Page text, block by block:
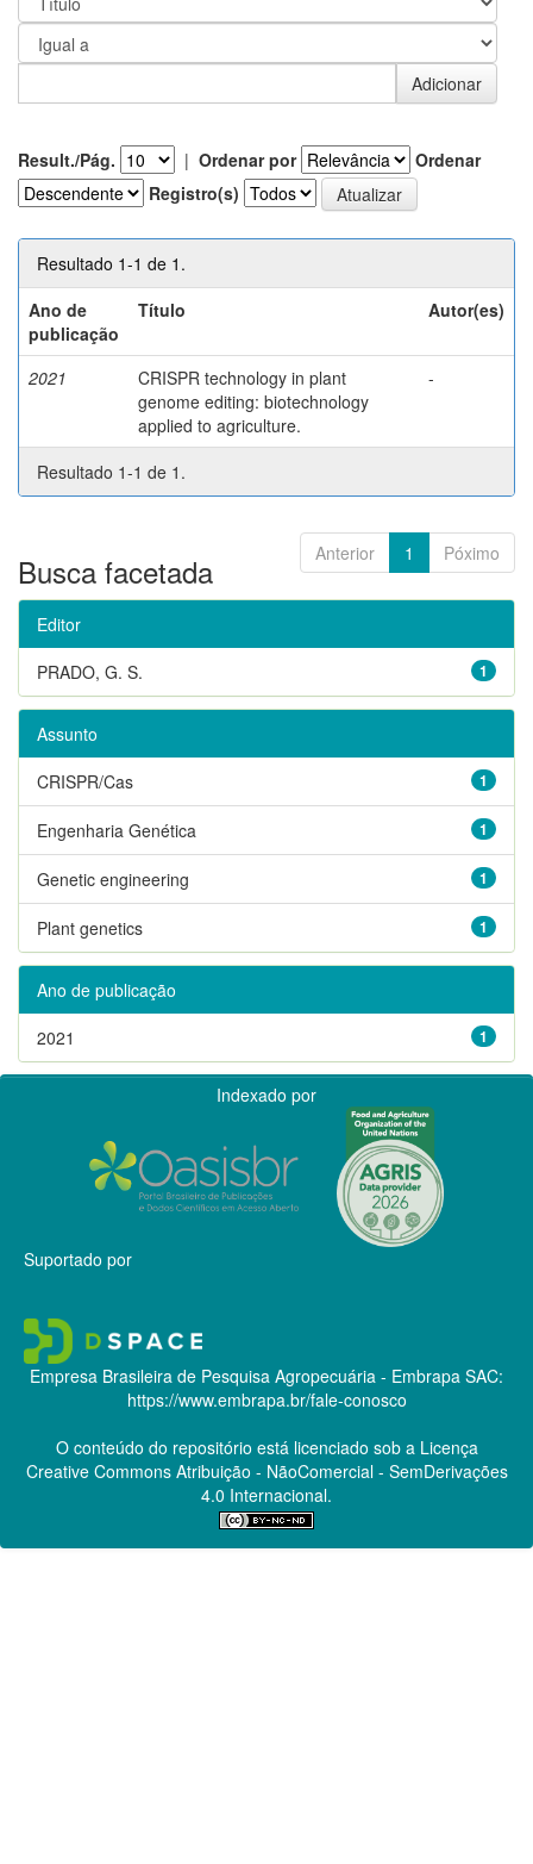
Result./Pág. | Ordenar por
Ordenar
Registro(s)
Resultado 1-1 de 1.
Ano de
publicação
Título Autor(es)
2021
CRISPR technology in plant
genome editing: biotechnology
applied to agriculture.
-
Resultado 1-1 de 1.
Anterior 1 Póximo
Busca facetada
Editor
1
PRADO, G. S.
Assunto
1
CRISPR/Cas
1
Engenharia Genética
1
Genetic engineering
1
Plant genetics
Ano de publicação
1
2021
Indexado por
Suportado por
Empresa Brasileira de Pesquisa Agropecuária - Embrapa SAC:
https://www.embrapa.br/fale-conosco
O conteúdo do repositório está licenciado sob a Licença
Creative CommonsAtribuição - NãoComercial - SemDerivações
4.0 Internacional.